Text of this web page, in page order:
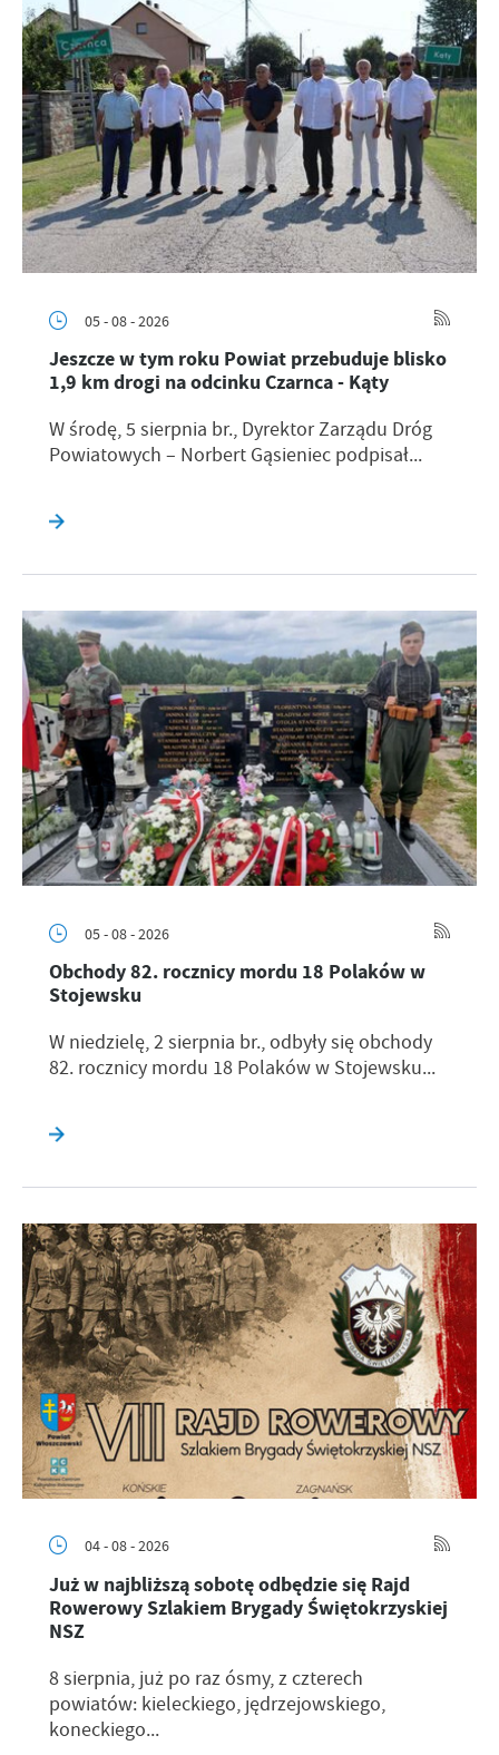
05 - 08 - 2026
Jeszcze w tym roku Powiat przebuduje blisko
1,9 km drogi na odcinku Czarnca - Kąty
W środę, 5 sierpnia br., Dyrektor Zarządu Dróg
Powiatowych – Norbert Gąsieniec podpisał...
05 - 08 - 2026
Obchody 82. rocznicy mordu 18 Polaków w
Stojewsku
W niedzielę, 2 sierpnia br., odbyły się obchody
82. rocznicy mordu 18 Polaków w Stojewsku...
04 - 08 - 2026
Już w najbliższą sobotę odbędzie się Rajd
Rowerowy Szlakiem Brygady Świętokrzyskiej
NSZ
8 sierpnia, już po raz ósmy, z czterech
powiatów: kieleckiego, jędrzejowskiego,
koneckiego...